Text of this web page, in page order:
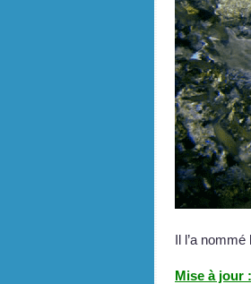
Il l’a nommé
Mise à jour :